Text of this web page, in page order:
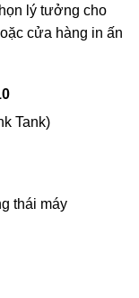
lý tưởng cho
cửa hàng in ấn
Tank)
thái máy